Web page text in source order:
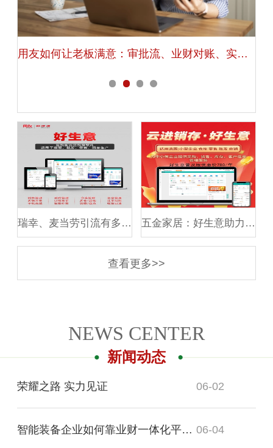
用友如何让老板满意：审批流、业财对账、实时统计
瑞幸、麦当劳引流有多牛？学会这4大黄金引流法，引爆私域流量！ 五金家居：好生意助力灯具定制企业精确管理，助力产销提效！
查看更多>>
NEWS CENTER
新闻动态
荣耀之路 实力见证 06-02
智能装备企业如何靠业财一体化平台精准解题？ 06-04